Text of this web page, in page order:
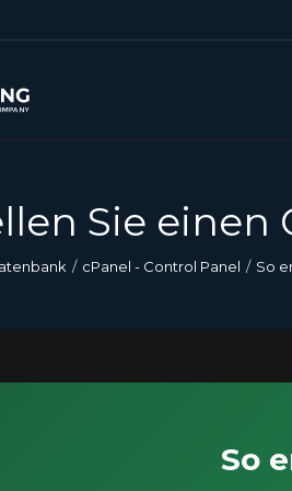
Sie einen
cPanel - Control Panel So
So